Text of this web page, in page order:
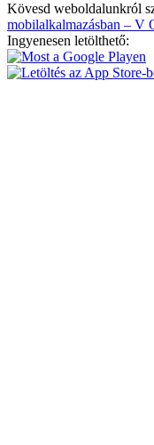
Kövesd weboldalunkról
mobilalkalmazásban – V
Ingyenesen letölthető: